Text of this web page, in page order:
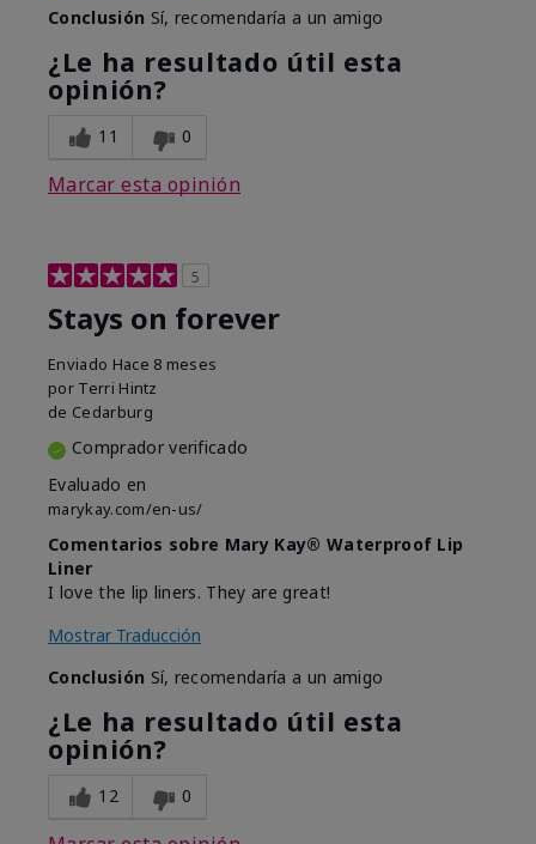
Conclusión Sí, recomendaría a un amigo
¿Le ha resultado útil esta
opinión?
11 0
Marcar esta opinión
5
Stays on forever
Enviado Hace 8 meses
por Terri Hintz
de Cedarburg
Comprador verificado
Evaluado en
marykay.com/en-us/
Comentarios sobre Mary Kay® Waterproof Lip
Liner
I love the lip liners. They are great!
Mostrar Traducción
Conclusión Sí, recomendaría a un amigo
¿Le ha resultado útil esta
opinión?
12 0